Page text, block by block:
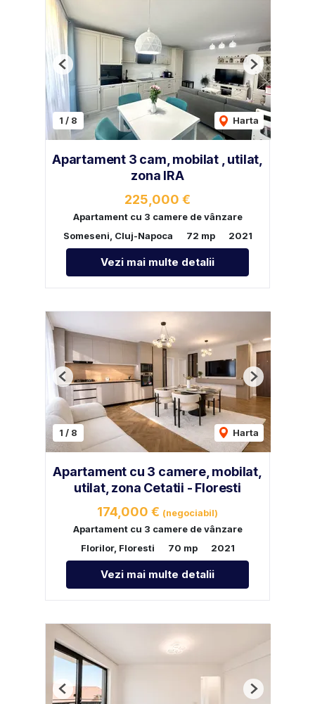
1 / 8 Harta
Previous Next
Apartament 3 cam, mobilat , utilat,
zona IRA
225,000 €
Apartament cu 3 camere de vânzare
Someseni, Cluj-Napoca
72 mp 2021
Vezi mai multe detalii
1 / 8 Harta
Previous Next
Apartament cu 3 camere, mobilat,
utilat, zona Cetatii - Floresti
174,000 € (negociabil)
Apartament cu 3 camere de vânzare
Florilor, Floresti
70 mp 2021
Vezi mai multe detalii
Previous Next